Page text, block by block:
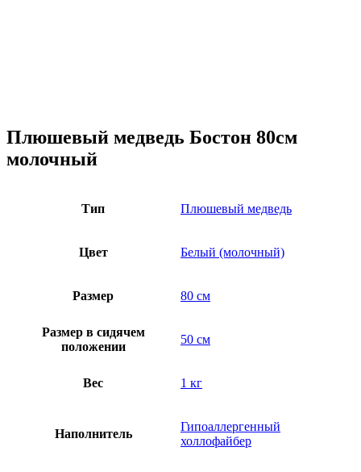
Плюшевый медведь Бостон 80см
молочный
Тип Плюшевый медведь
Цвет Белый (молочный)
Размер 80 см
Размер в сидячем
положении
50 см
Вес 1 кг
Наполнитель
Гипоаллергенный
холлофайбер